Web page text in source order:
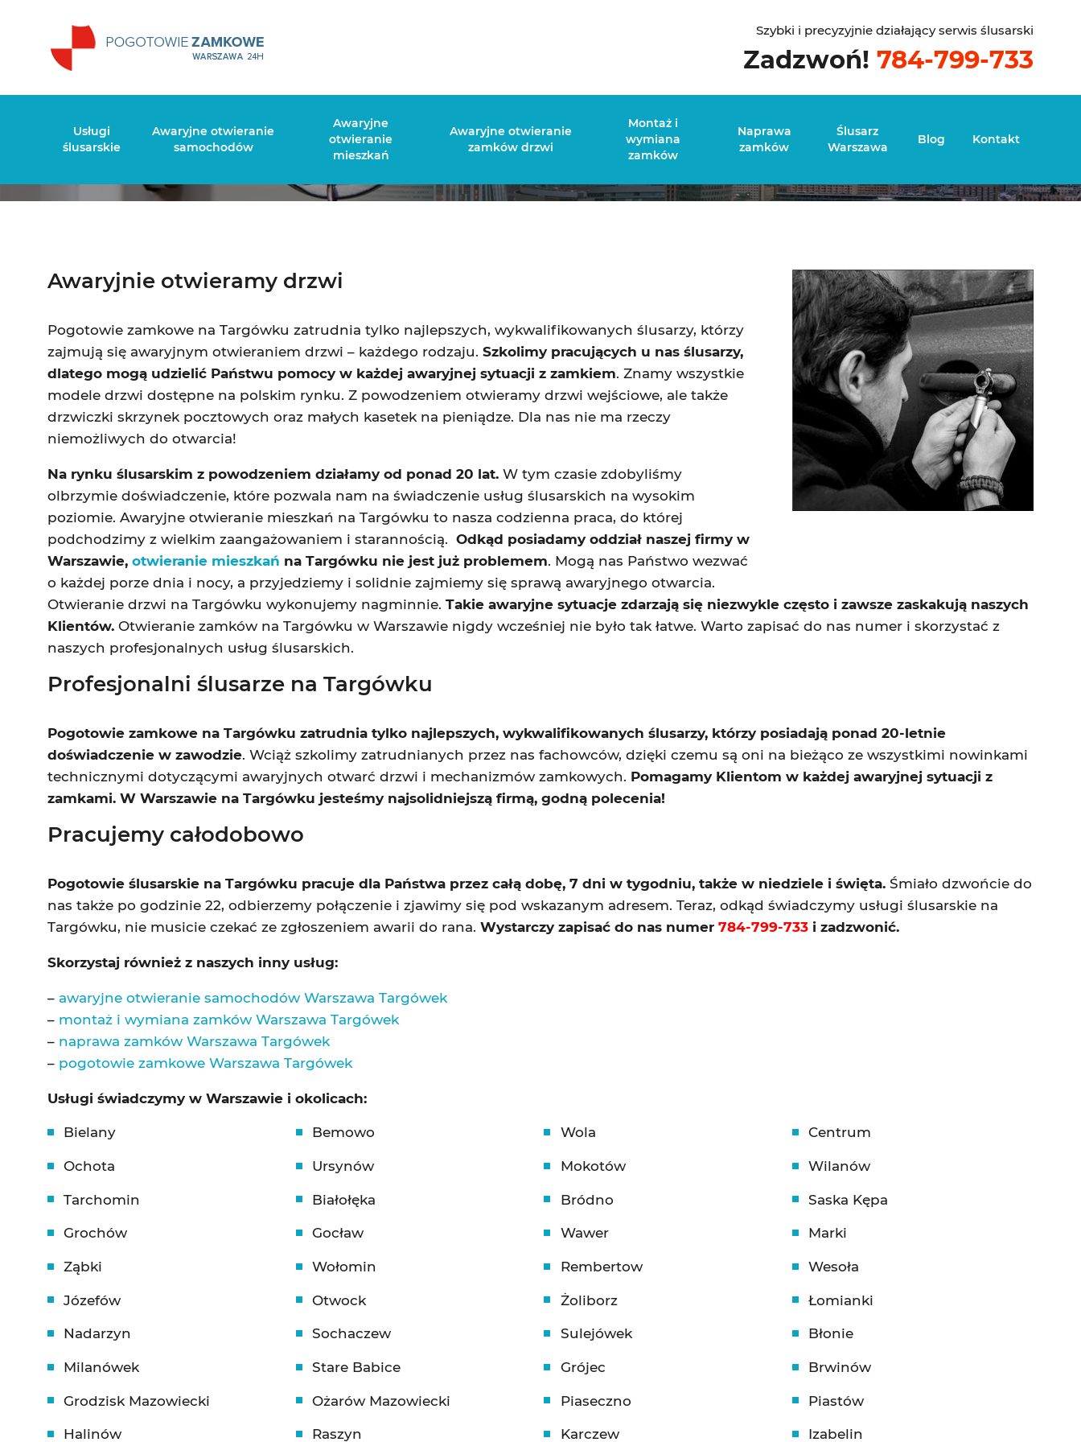
Szybki i precyzyjnie działający serwis ślusarski
Zadzwoń! 784-799-733
Usługi
ślusarskie
Awaryjne otwieranie
samochodów
Awaryjne
otwieranie
mieszkań
Awaryjne otwieranie
zamków drzwi
Montaż i
wymiana
zamków
Naprawa
zamków
Ślusarz
Warszawa
Blog Kontakt
Awaryjnie otwieramy drzwi
Pogotowie zamkowe na Targówku zatrudnia tylko najlepszych, wykwalifikowanych ślusarzy, którzy
zajmują się awaryjnym otwieraniem drzwi – każdego rodzaju.Szkolimy pracujących u nas ślusarzy,
dlatego mogą udzielić Państwu pomocy w każdej awaryjnej sytuacji z zamkiem. Znamy wszystkie
modele drzwi dostępne na polskim rynku. Z powodzeniem otwieramy drzwi wejściowe, ale także
drzwiczki skrzynek pocztowych oraz małych kasetek na pieniądze. Dla nas nie ma rzeczy
niemożliwych do otwarcia!
Na rynku ślusarskim z powodzeniem działamy od ponad 20 lat. W tym czasie zdobyliśmy
olbrzymie doświadczenie, które pozwala nam na świadczenie usług ślusarskich na wysokim
poziomie. Awaryjne otwieranie mieszkań na Targówku to nasza codzienna praca, do której
podchodzimy z wielkim zaangażowaniem i starannością.Odkąd posiadamy oddział naszej firmy w
Warszawie,otwieranie mieszkań na Targówku nie jest już problemem. Mogą nas Państwo wezwać
o każdej porze dnia i nocy, a przyjedziemy i solidnie zajmiemy się sprawą awaryjnego otwarcia.
Otwieranie drzwi na Targówku wykonujemy nagminnie.Takie awaryjne sytuacje zdarzają się niezwykle często i zawsze zaskakują naszych
Klientów. Otwieranie zamków na Targówku w Warszawie nigdy wcześniej nie było tak łatwe. Warto zapisać do nas numer i skorzystać z
naszych profesjonalnych usług ślusarskich.
Profesjonalni ślusarze na Targówku
Pogotowie zamkowe na Targówku zatrudnia tylko najlepszych, wykwalifikowanych ślusarzy, którzy posiadają ponad 20-letnie
doświadczenie w zawodzie. Wciąż szkolimy zatrudnianych przez nas fachowców, dzięki czemu są oni na bieżąco ze wszystkimi nowinkami
technicznymi dotyczącymi awaryjnych otwarć drzwi i mechanizmów zamkowych. Pomagamy Klientom w każdej awaryjnej sytuacji z
zamkami. W Warszawie na Targówku jesteśmy najsolidniejszą firmą, godną polecenia!
Pracujemy całodobowo
Pogotowie ślusarskie na Targówku pracuje dla Państwa przez całą dobę, 7 dni w tygodniu, także w niedziele i święta. Śmiało dzwońcie do
nas także po godzinie 22, odbierzemy połączenie i zjawimy się pod wskazanym adresem. Teraz, odkąd świadczymy usługi ślusarskie na
Targówku, nie musicie czekać ze zgłoszeniem awarii do rana.Wystarczy zapisać do nas numer784-799-733 i zadzwonić.
Skorzystaj również z naszych inny usług:
–awaryjne otwieranie samochodów Warszawa Targówek
– montaż i wymiana zamków Warszawa Targówek
– naprawa zamków Warszawa Targówek
– pogotowie zamkowe Warszawa Targówek
Usługi świadczymy w Warszawie i okolicach:
Bielany Bemowo Wola Centrum
Ochota Ursynów Mokotów Wilanów
Tarchomin Białołęka Bródno Saska Kępa
Grochów Gocław Wawer Marki
Ząbki Wołomin Rembertow Wesoła
Józefów Otwock Żoliborz Łomianki
Nadarzyn Sochaczew Sulejówek Błonie
Milanówek Stare Babice Grójec Brwinów
Grodzisk Mazowiecki Ożarów Mazowiecki Piaseczno Piastów
Halinów Raszyn Karczew Izabelin